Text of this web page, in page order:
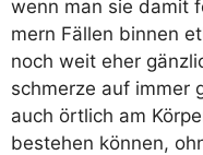
wenn man sie damit
mern Fäl­len bin­nen
noch weit eher
schmer­ze auf immer
auch ört­lich am
bestehen kön­nen,